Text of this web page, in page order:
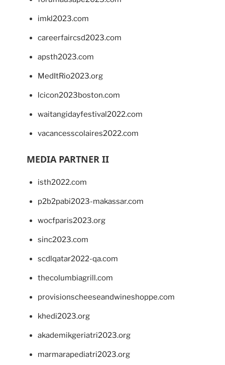
imkl2023.com
careerfaircsd2023.com
apsth2023.com
MedItRio2023.org
lcicon2023boston.com
waitangidayfestival2022.com
vacancesscolaires2022.com
MEDIA PARTNER II
isth2022.com
p2b2pabi2023-makassar.com
wocfparis2023.org
sinc2023.com
scdlqatar2022-qa.com
thecolumbiagrill.com
provisionscheeseandwineshoppe.com
khedi2023.org
akademikgeriatri2023.org
marmarapediatri2023.org